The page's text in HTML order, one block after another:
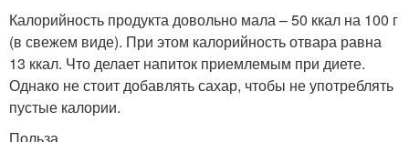
Калорийность продукта довольно мала – 50 ккал на 100 г
(в свежем виде). При этом калорийность отвара равна
13 ккал. Что делает напиток приемлемым при диете.
Однако не стоит добавлять сахар, чтобы не употреблять
пустые калории.